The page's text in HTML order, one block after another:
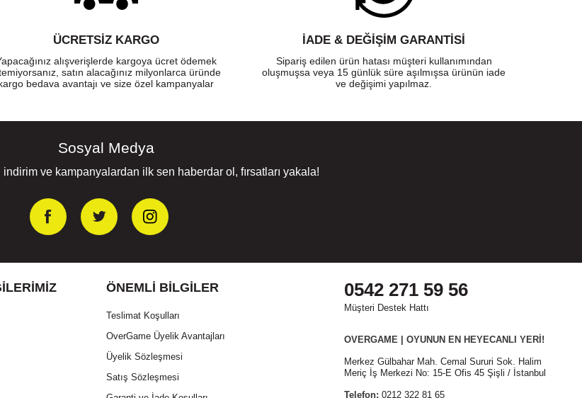
ÜCRETSIZ KARGO
alışverişlerde kargoya ücret ödemek
satın alacağınız milyonlarca üründe
bedava avantajı ve size özel kampanyalar
İADE & DEĞİŞİM GARANTİSİ
Sipariş edilen ürün hatası müşteri kullanımından
oluşmuşsa veya 15 günlük süre aşılmışsa ürünün iade
ve değişimi yapılmaz.
Sosyal Medya
ve kampanyalardan ilk sen haberdar ol, fırsatları yakala!
ÖNEMLI BILGILER
Teslimat Koşulları
OverGame Üyelik Avantajları
Üyelik Sözleşmesi
Satış Sözleşmesi
0542 271 59 56
Müşteri Destek Hattı
OVERGAME | OYUNUN EN HEYECANLI YERİ!
Merkez Gülbahar Mah. Cemal Sururi Sok. Halim
Meriç İş Merkezi No: 15-E Ofis 45 Şişli / İstanbul
Telefon: 0212 322 81 65